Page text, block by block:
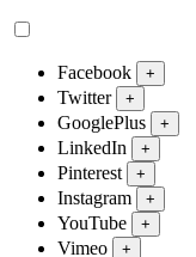
Facebook +
Twitter +
GooglePlus +
LinkedIn +
Pinterest +
Instagram +
YouTube +
Vimeo +